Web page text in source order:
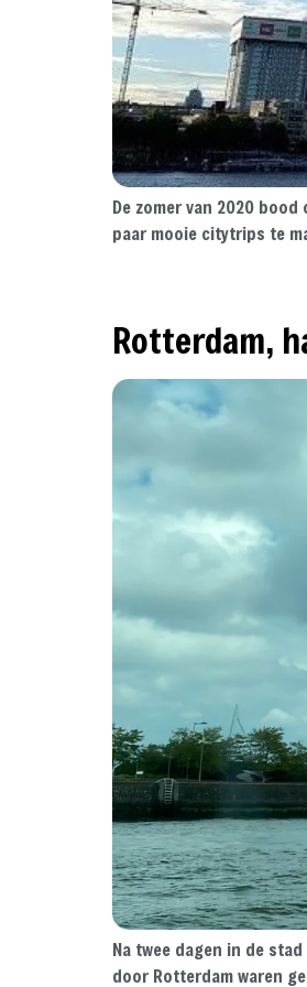
De zomer van 2020
paar mooie citytrips te
Rotterdam,
Na twee dagen in de
door Rotterdam waren